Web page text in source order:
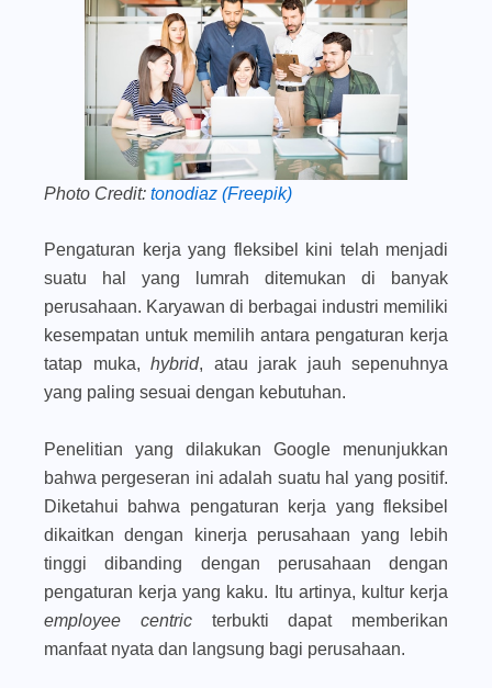
Photo Credit: tonodiaz (Freepik)
Pengaturan kerja yang fleksibel kini telah menjadi
suatu hal yang lumrah ditemukan di banyak
perusahaan. Karyawan di berbagai industri memiliki
kesempatan untuk memilih antara pengaturan kerja
tatap muka, hybrid, atau jarak jauh sepenuhnya
yang paling sesuai dengan kebutuhan.
Penelitian yang dilakukan Google menunjukkan
bahwa pergeseran ini adalah suatu hal yang positif.
Diketahui bahwa pengaturan kerja yang fleksibel
dikaitkan dengan kinerja perusahaan yang lebih
tinggi dibanding dengan perusahaan dengan
pengaturan kerja yang kaku. Itu artinya, kultur kerja
employee centric terbukti dapat memberikan
manfaat nyata dan langsung bagi perusahaan.